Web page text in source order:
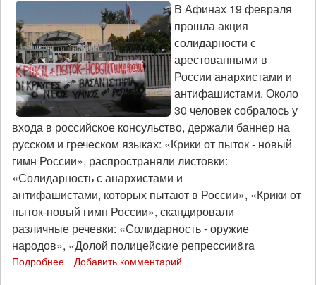
В Афинах 19 февраля
прошла акция
солидарности с
арестованными в
России анархистами и
антифашистами. Около
30 человек собралось у
входа в российское консульство, держали баннер на
русском и греческом языках: «Крики от пыток - новый
гимн России», распространяли листовки:
«Солидарность с анархистами и
антифашистами, которых пытают в России», «Крики от
пыток-новый гимн России», скандировали
различные речевки: «Солидарность - оружие
народов», «Долой полицейские репрессии&ra
Подробнее Добавить комментарий